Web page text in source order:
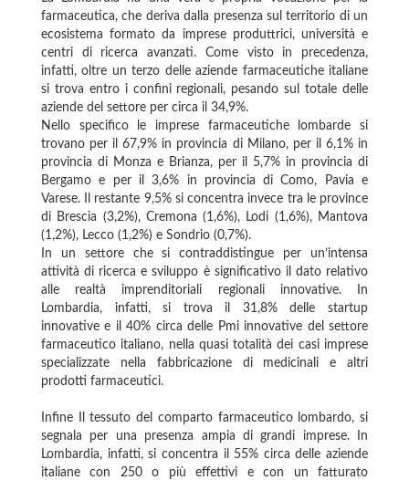
farmaceutica, che deriva dalla presenza sul territorio di un
ecosistema formato da imprese produttrici, università e
centri di ricerca avanzati. Come visto in precedenza,
infatti, oltre un terzo delle aziende farmaceutiche italiane
si trova entro i confini regionali, pesando sul totale delle
aziende del settore per circa il 34,9%.
Nello specifico le imprese farmaceutiche lombarde si
trovano per il 67,9% in provincia di Milano, per il 6,1% in
provincia di Monza e Brianza, per il 5,7% in provincia di
Bergamo e per il 3,6% in provincia di Como, Pavia e
Varese. Il restante 9,5% si concentra invece tra le province
di Brescia (3,2%), Cremona (1,6%), Lodi (1,6%), Mantova
(1,2%), Lecco (1,2%) e Sondrio (0,7%).
In un settore che si contraddistingue per un’intensa
attività di ricerca e sviluppo è significativo il dato relativo
alle realtà imprenditoriali regionali innovative. In
Lombardia, infatti, si trova il 31,8% delle startup
innovative e il 40% circa delle Pmi innovative del settore
farmaceutico italiano, nella quasi totalità dei casi imprese
specializzate nella fabbricazione di medicinali e altri
prodotti farmaceutici.
Infine Il tessuto del comparto farmaceutico lombardo, si
segnala per una presenza ampia di grandi imprese. In
Lombardia, infatti, si concentra il 55% circa delle aziende
italiane con 250 o più effettivi e con un fatturato